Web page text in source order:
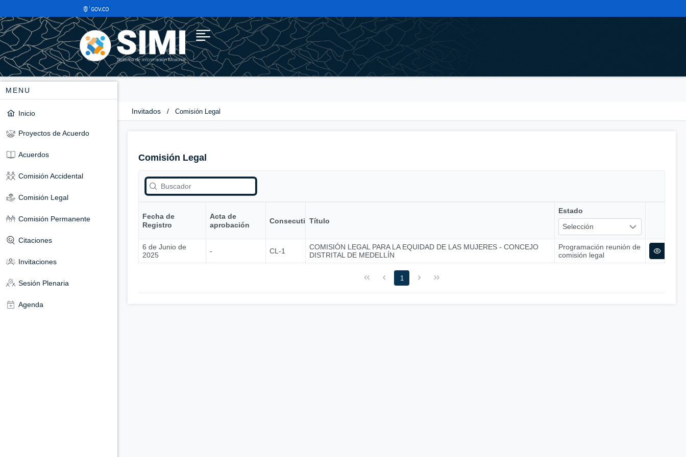
MENU
Inicio
Proyectos de Acuerdo
Acuerdos
Comisión Accidental
Comisión Legal
Comisión Permanente
Citaciones
Invitaciones
Sesión Plenaria
Agenda
Invitados / Comisión Legal
Comisión Legal
Fecha de
Registro
Acta de
aprobación
ConsecutivoTítulo
Estado
Selección
6 de Junio de
2025
- CL-1
COMISIÓN LEGAL PARA LA EQUIDAD DE LAS MUJERES - CONCEJO
DISTRITAL DE MEDELLÍN
Programación reunión de
comisión legal
1